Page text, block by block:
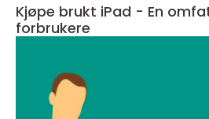
Kjøpe brukt iPad - En
forbrukere